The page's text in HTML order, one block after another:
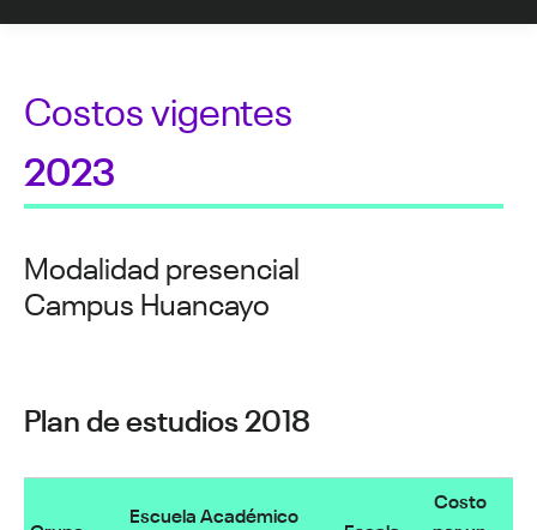
Costos vigentes
2023
Modalidad presencial
Campus Huancayo
Plan de estudios 2018
Escuela Académico
Costo